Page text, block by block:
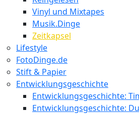
Vinyl und Mixtapes
Musik.Dinge
Zeitkapsel
Lifestyle
FotoDinge.de
Stift & Papier
Entwicklungsgeschichte
Entwicklungsgeschichte:
Entwicklungsgeschichte: